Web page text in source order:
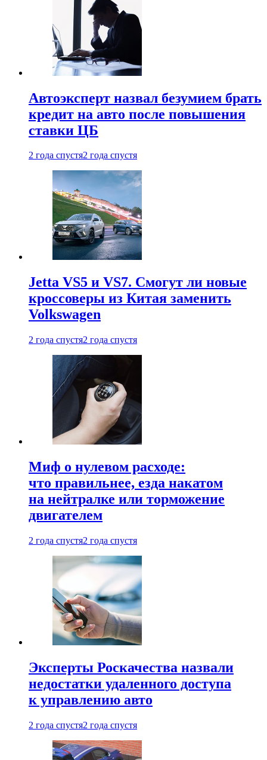
Автоэксперт назвал безумием брать
кредит на авто после повышения
ставки ЦБ
2 года спустя2 года спустя
Jetta VS5 и VS7. Смогут ли новые
кроссоверы из Китая заменить
Volkswagen
2 года спустя2 года спустя
Миф о нулевом расходе:
что правильнее, езда накатом
на нейтралке или торможение
двигателем
2 года спустя2 года спустя
Эксперты Роскачества назвали
недостатки удаленного доступа
к управлению авто
2 года спустя2 года спустя